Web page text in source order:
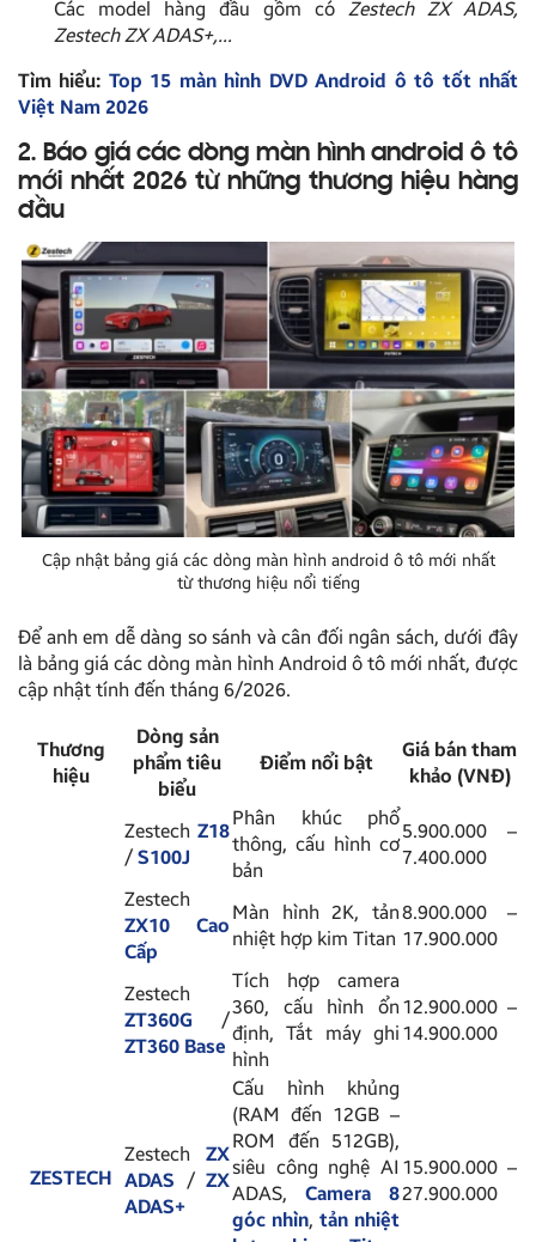
Các model hàng đầu gồm có Zestech ZX ADAS,
Zestech ZX ADAS+,…
Tìm hiểu: Top 15 màn hình DVD Android ô tô tốt nhất
Việt Nam 2026
2. Báo giá các dòng màn hình android ô tô
mới nhất 2026 từ những thương hiệu hàng
đầu
Cập nhật bảng giá các dòng màn hình android ô tô mới nhất
từ thương hiệu nổi tiếng
Để anh em dễ dàng so sánh và cân đối ngân sách, dưới đây
là bảng giá các dòng màn hình Android ô tô mới nhất, được
cập nhật tính đến tháng 6/2026.
Thương
hiệu
Dòng sản
phẩm tiêu
biểu
Điểm nổi bật
Giá bán tham
khảo (VNĐ)
ZESTECH
Zestech Z18
/ S100J
Phân khúc phổ
thông, cấu hình cơ
bản
5.900.000 –
7.400.000
Zestech
ZX10 Cao
Cấp
Màn hình 2K, tản
nhiệt hợp kim Titan
8.900.000 –
17.900.000
Zestech
ZT360G /
ZT360 Base
Tích hợp camera
360, cấu hình ổn
định, Tắt máy ghi
hình
12.900.000 –
14.900.000
Zestech ZX
ADAS / ZX
ADAS+
Cấu hình khủng
(RAM đến 12GB –
ROM đến 512GB),
siêu công nghệ AI
ADAS, Camera 8
góc nhìn, tản nhiệt
15.900.000 –
27.900.000